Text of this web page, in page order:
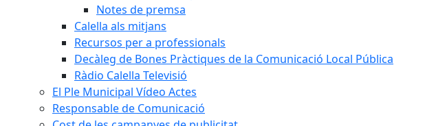
Notes de premsa
Calella als mitjans
Recursos per a professionals
Decàleg de Bones Pràctiques de la Comunicació Local Pública
Ràdio Calella Televisió
El Ple Municipal Vídeo Actes
Responsable de Comunicació